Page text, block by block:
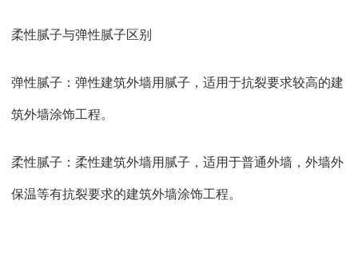
柔性腻子与弹性腻子区别
弹性腻子：弹性建筑外墙用腻子，适用于抗裂要求较高的建
筑外墙涂饰工程。
柔性腻子：柔性建筑外墙用腻子，适用于普通外墙，外墙外
保温等有抗裂要求的建筑外墙涂饰工程。